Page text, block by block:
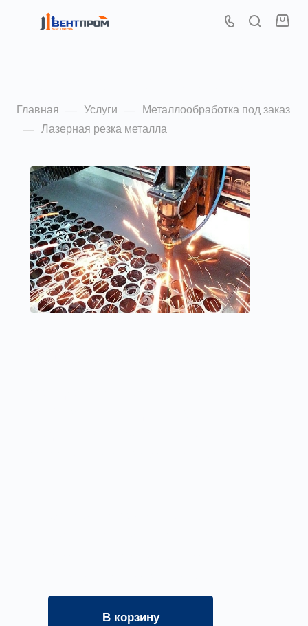
Главная — Услуги — Металлообработка под заказ
— Лазерная резка металла
В корзину